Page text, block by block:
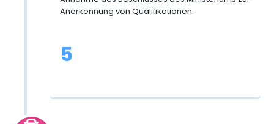
Anerkennung von Qualifikationen.
5